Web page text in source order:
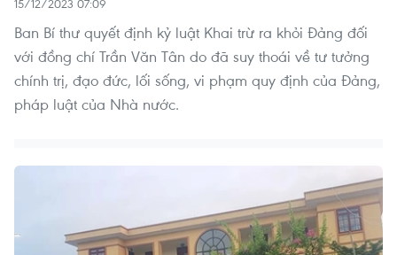
15/12/2023 07:09
Ban Bí thư quyết định kỷ luật Khai trừ ra khỏi Đảng đối
với đồng chí Trần Văn Tân do đã suy thoái về tư tưởng
chính trị, đạo đức, lối sống, vi phạm quy định của Đảng,
pháp luật của Nhà nước.